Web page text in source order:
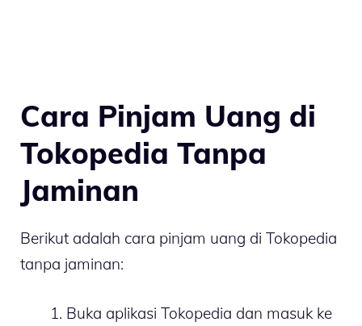
Cara Pinjam Uang di
Tokopedia Tanpa
Jaminan
Berikut adalah cara pinjam uang di Tokopedia
tanpa jaminan:
Buka aplikasi Tokopedia dan masuk ke